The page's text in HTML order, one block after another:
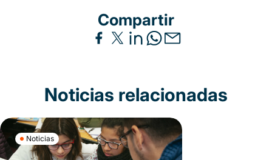
Compartir
Noticias relacionadas
Noticias